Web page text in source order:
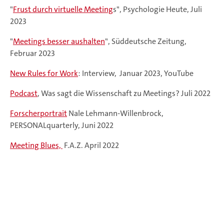
"Frust durch virtuelle Meetings", Psychologie Heute, Juli
2023
"Meetings besser aushalten", Süddeutsche Zeitung,
Februar 2023
New Rules for Work: Interview, Januar 2023, YouTube
Podcast, Was sagt die Wissenschaft zu Meetings? Juli 2022
ForscherportraitNale Lehmann-Willenbrock,
PERSONALquarterly, Juni 2022
Meeting Blues, F.A.Z. April 2022